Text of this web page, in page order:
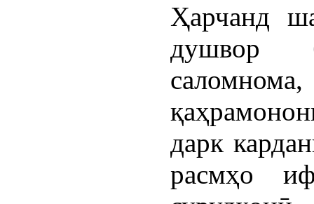
Ҳарчанд
душвор
дарк
расмҳо